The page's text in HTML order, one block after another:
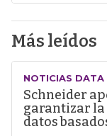
Más leídos
NOTICIAS DATA
Schneider
garantizar la
datos